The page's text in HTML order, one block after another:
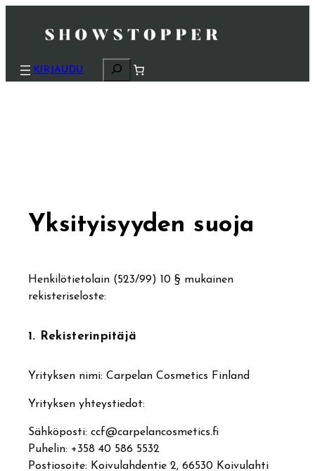
KIRJAUDU
a
Yksityisyyden suoja
Henkilötietolain (523/99) 10 § mukainen
rekisteriseloste:
1. Rekisterinpitäjä
Yrityksen nimi: Carpelan Cosmetics Finland
Yrityksen yhteystiedot:
Sähköposti: ccf@carpelancosmetics.fi
Puhelin: +358 40 586 5532
Postiosoite: Koivulahdentie 2, 66530 Koivulahti